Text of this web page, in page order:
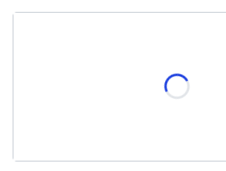
skracania, wymiar po skróceniu [cm]